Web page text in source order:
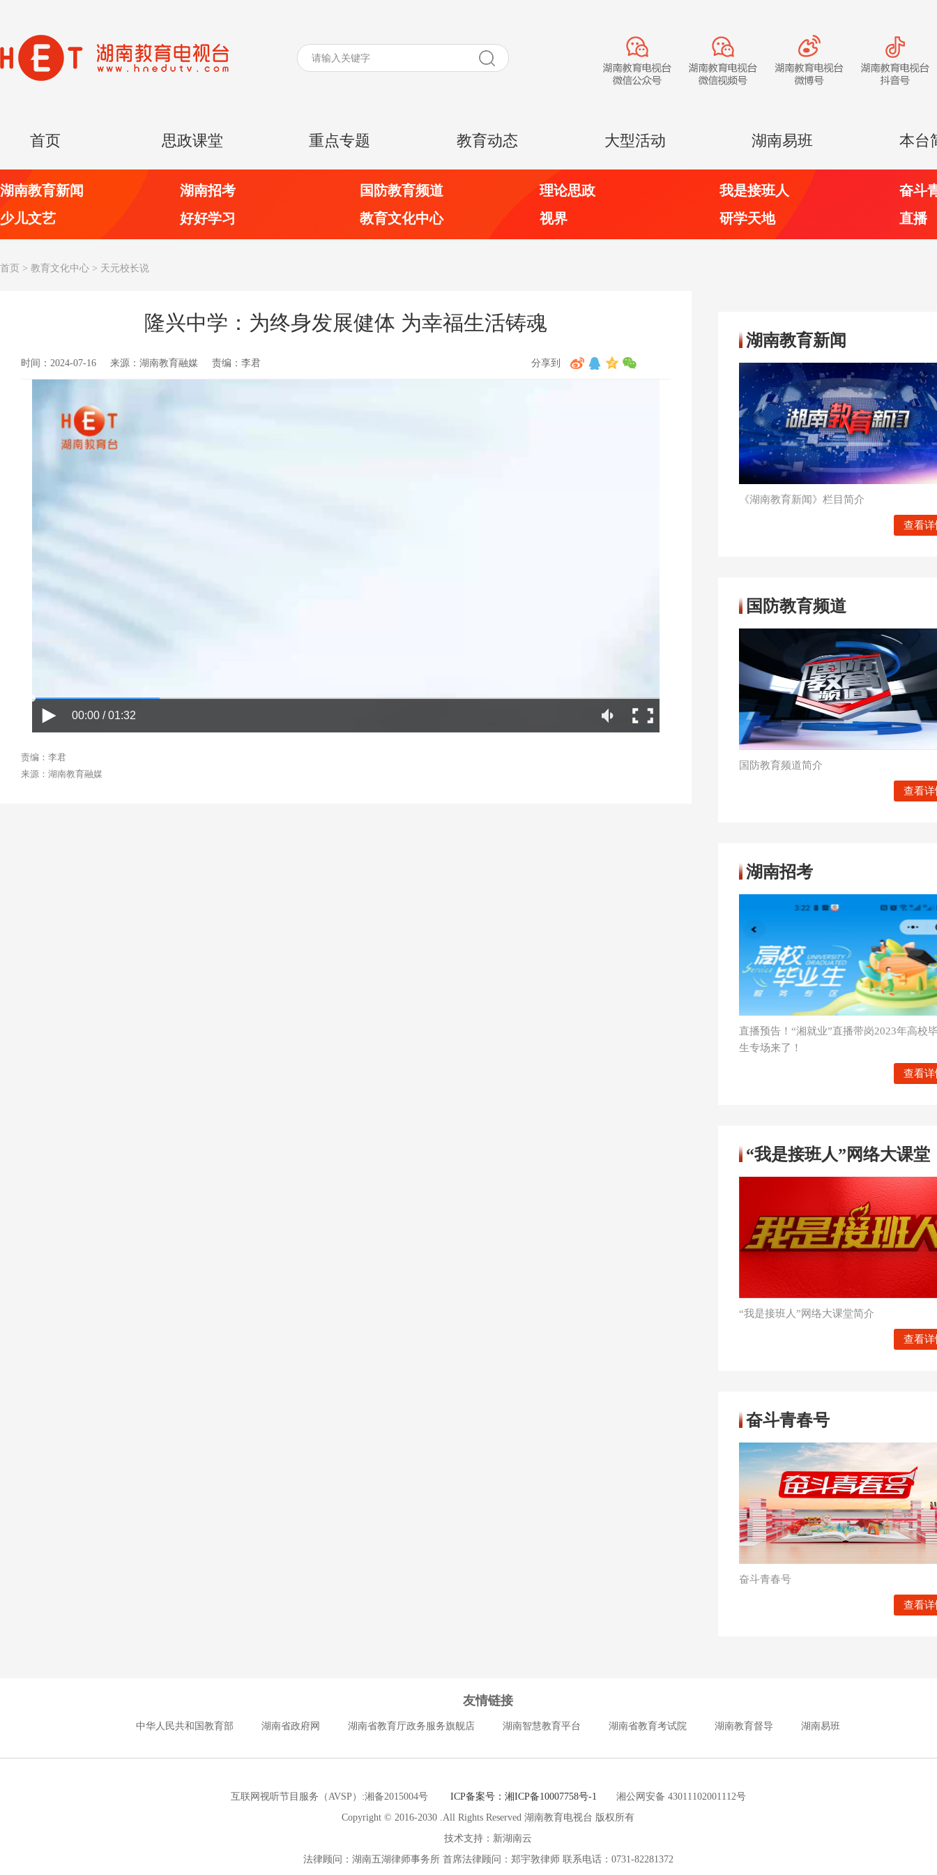
首页 思政课堂 重点专题 教育动态 大型活动 湖南易班 本台
湖南教育新闻 湖南招考 国防教育频道 理论思政 我是接班人
奋斗
少儿文艺
好好学习 教育文化中心 视界 研学天地 直播
首页 > 教育文化中心 > 天元校长说
隆兴中学：为终身发展健体 为幸福生活铸魂
时间：2024-07-16 来源：湖南教育融媒 责编：李君 分享到
00:00 / 01:32
责编：李君
来源：湖南教育融媒
湖南教育新闻
《湖南教育新闻》栏目简介
查看详
国防教育频道
国防教育频道简介
查看详
湖南招考
直播预告！“湘就业”直播带岗2023年高校
生专场来了！
查看详
“我是接班人”网络大课堂
“我是接班人”网络大课堂简介
查看详
奋斗青春号
奋斗青春号
查看详
友情链接
中华人民共和国教育部 湖南省政府网 湖南省教育厅政务服务旗舰店 湖南智慧教育平台 湖南省教育考试院 湖南教育督导 湖南易班
互联网视听节目服务（AVSP）:湘备2015004号 ICP备案号：湘ICP备10007758号-1 湘公网安备 43011102001112号
Copyright © 2016-2030 .All Rights Reserved 湖南教育电视台 版权所有
技术支持：新湖南云
法律顾问：湖南五湖律师事务所 首席法律顾问：郑宇敦律师 联系电话：0731-82281372